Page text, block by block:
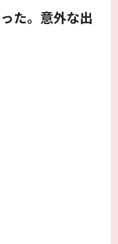
た。意外な出